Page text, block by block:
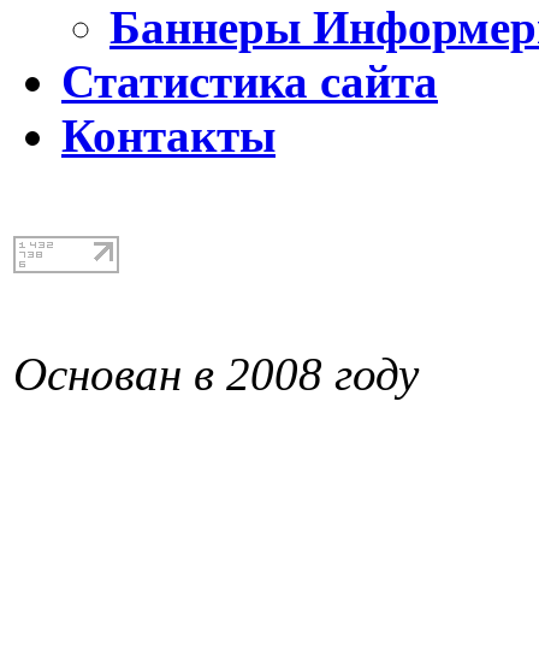
Баннеры
Статистика сайта
Контакты
Основан в 2008 году